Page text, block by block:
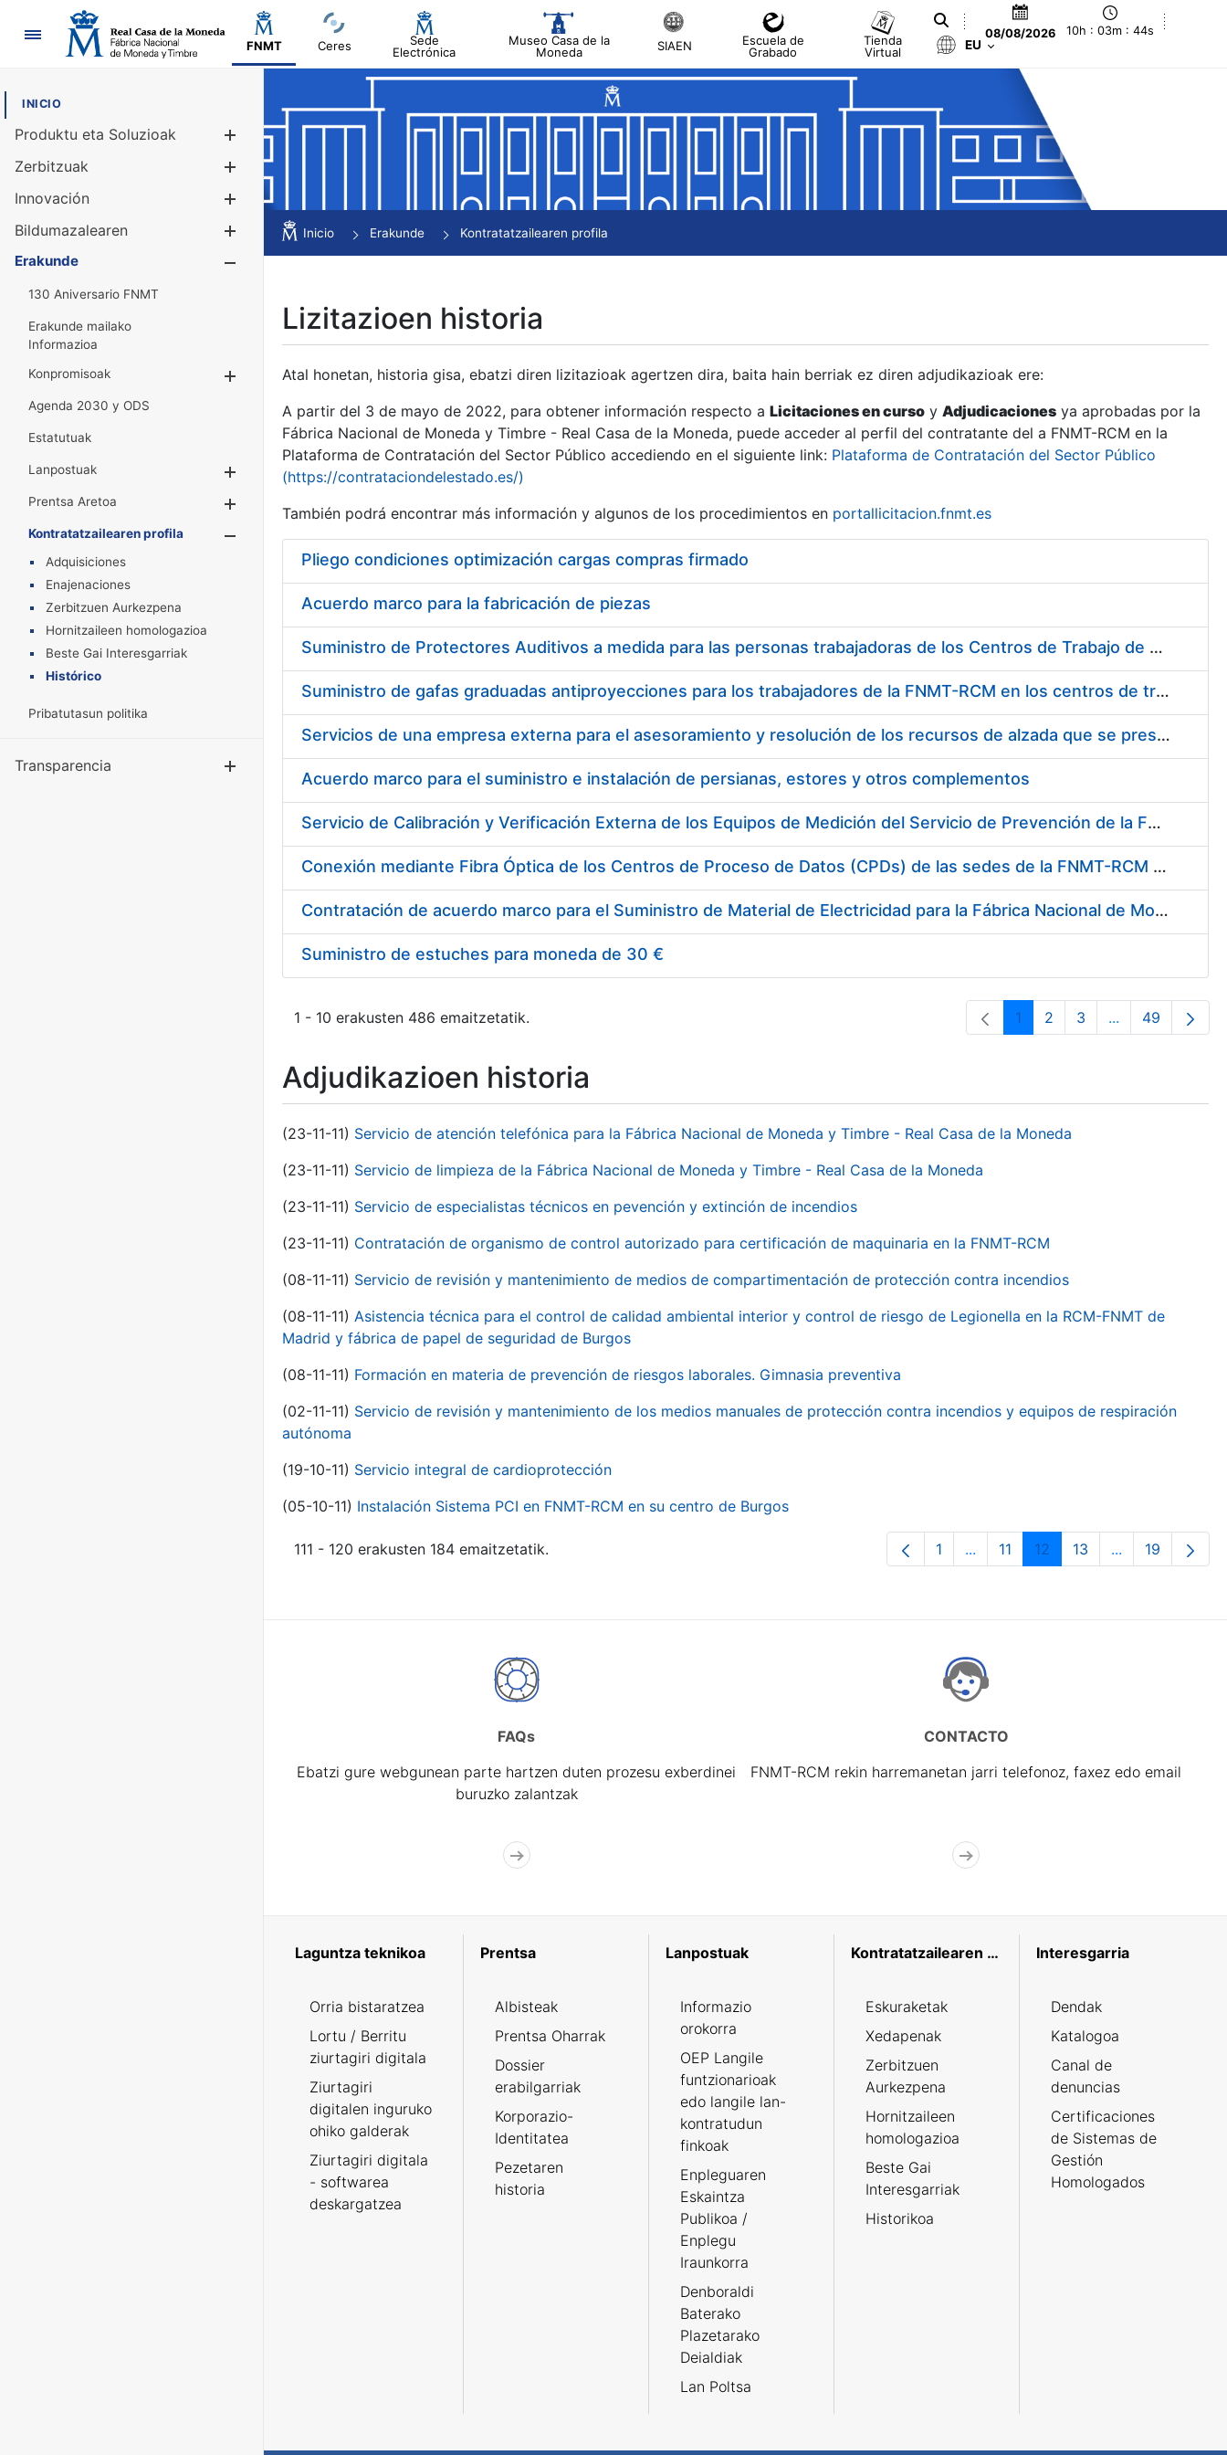
Nabigazioa
FNMT Ceres
Sede
Electrónica
Museo Casa de la
Moneda
SIAEN
Escuela de
Grabado
Tienda
Virtual
08/08/2026 10h : 03m : 44s
EU
INICIO
Produktu eta Soluzioak
Erakutsi/Ezkutatu
Zerbitzuak
Innovación
Bildumazalearen
Erakutsi/Ezkutatu
Erakunde
130 Aniversario FNMT
Erakunde mailako
Informazioa
Konpromisoak
Erakutsi/Ezkutatu
Agenda 2030 y ODS
Estatutuak
Lanpostuak
Erakutsi/Ezkutatu
Prentsa Aretoa
Erakutsi/Ezkutatu
Kontratatzailearen profila
Erakutsi/Ezkutatu
Adquisiciones
Enajenaciones
Zerbitzuen Aurkezpena
Hornitzaileen homologazioa
Beste Gai Interesgarriak
Histórico
Pribatutasun politika
Transparencia Erakutsi/Ezkutatu
Inicio Erakunde Kontratatzailearen profila
Lizitazioen historia
Atal honetan, historia gisa, ebatzi diren lizitazioak agertzen dira, baita hain berriak ez diren adjudikazioak ere:
A partir del 3 de mayo de 2022, para obtener información respecto a Licitaciones en curso y Adjudicaciones ya aprobadas por la
Fábrica Nacional de Moneda y Timbre - Real Casa de la Moneda, puede acceder al perfil del contratante del a FNMT-RCM en la
Plataforma de Contratación del Sector Público accediendo en el siguiente link: Plataforma de Contratación del Sector Público
(https://contrataciondelestado.es/)
También podrá encontrar más información y algunos de los procedimientos en portallicitacion.fnmt.es
Pliego condiciones optimización cargas compras firmado
Acuerdo marco para la fabricación de piezas
Suministro de Protectores Auditivos a medida para las personas trabajadoras de los Centros de Trabajo de Madrid y Burgos
Suministro de gafas graduadas antiproyecciones para los trabajadores de la FNMT-RCM en los centros de trabajo de Madrid y Burgos
Servicios de una empresa externa para el asesoramiento y resolución de los recursos de alzada que se presentan relacionados con procesos de selección para la FNMT-RCM
Acuerdo marco para el suministro e instalación de persianas, estores y otros complementos
Servicio de Calibración y Verificación Externa de los Equipos de Medición del Servicio de Prevención de la FNMT-RCM
Conexión mediante Fibra Óptica de los Centros de Proceso de Datos (CPDs) de las sedes de la FNMT-RCM de Burgos y Madrid
Contratación de acuerdo marco para el Suministro de Material de Electricidad para la Fábrica Nacional de Moneda y Timbre-Real Casa de la Moneda en su centro de trabajo de Burgos
Suministro de estuches para moneda de 30 €
1 - 10 erakusten 486 emaitzetatik. Orrialdea
1 Orrialdea
2 Orrialdea
3 ...Intermediate
Orrialdea
49
Adjudikazioen historia
(23-11-11) Servicio de atención telefónica para la Fábrica Nacional de Moneda y Timbre - Real Casa de la Moneda
(23-11-11) Servicio de limpieza de la Fábrica Nacional de Moneda y Timbre - Real Casa de la Moneda
(23-11-11) Servicio de especialistas técnicos en pevención y extinción de incendios
(23-11-11) Contratación de organismo de control autorizado para certificación de maquinaria en la FNMT-RCM
(08-11-11) Servicio de revisión y mantenimiento de medios de compartimentación de protección contra incendios
(08-11-11) Asistencia técnica para el control de calidad ambiental interior y control de riesgo de Legionella en la RCM-FNMT de
Madrid y fábrica de papel de seguridad de Burgos
(08-11-11) Formación en materia de prevención de riesgos laborales. Gimnasia preventiva
(02-11-11) Servicio de revisión y mantenimiento de los medios manuales de protección contra incendios y equipos de respiración
autónoma
(19-10-11) Servicio integral de cardioprotección
(05-10-11) Instalación Sistema PCI en FNMT-RCM en su centro de Burgos
111 - 120 erakusten 184 emaitzetatik. Orrialdea
1 ...Intermediate Pages Use TAB to
Orrialdea
11 Orrialdea
12 Orrialdea
13 ...Intermediate
Orrialdea
19
FAQs
Ebatzi gure webgunean parte hartzen duten prozesu exberdinei
buruzko zalantzak
CONTACTO
FNMT-RCM rekin harremanetan jarri telefonoz, faxez edo email
Laguntza teknikoa
Orria bistaratzea
Lortu / Berritu
ziurtagiri digitala
Ziurtagiri
digitalen inguruko
ohiko galderak
Ziurtagiri digitala
- softwarea
deskargatzea
Prentsa
Albisteak
Prentsa Oharrak
Dossier
erabilgarriak
Korporazio-
Identitatea
Pezetaren
historia
Lanpostuak
Informazio
orokorra
OEP Langile
funtzionarioak
edo langile lan-
kontratudun
finkoak
Enpleguaren
Eskaintza
Publikoa /
Enplegu
Iraunkorra
Denboraldi
Baterako
Plazetarako
Deialdiak
Lan Poltsa
Kontratatzailearen profila
Eskuraketak
Xedapenak
Zerbitzuen
Aurkezpena
Hornitzaileen
homologazioa
Beste Gai
Interesgarriak
Historikoa
Interesgarria
Dendak
Katalogoa
Canal de
denuncias
Certificaciones
de Sistemas de
Gestión
Homologados